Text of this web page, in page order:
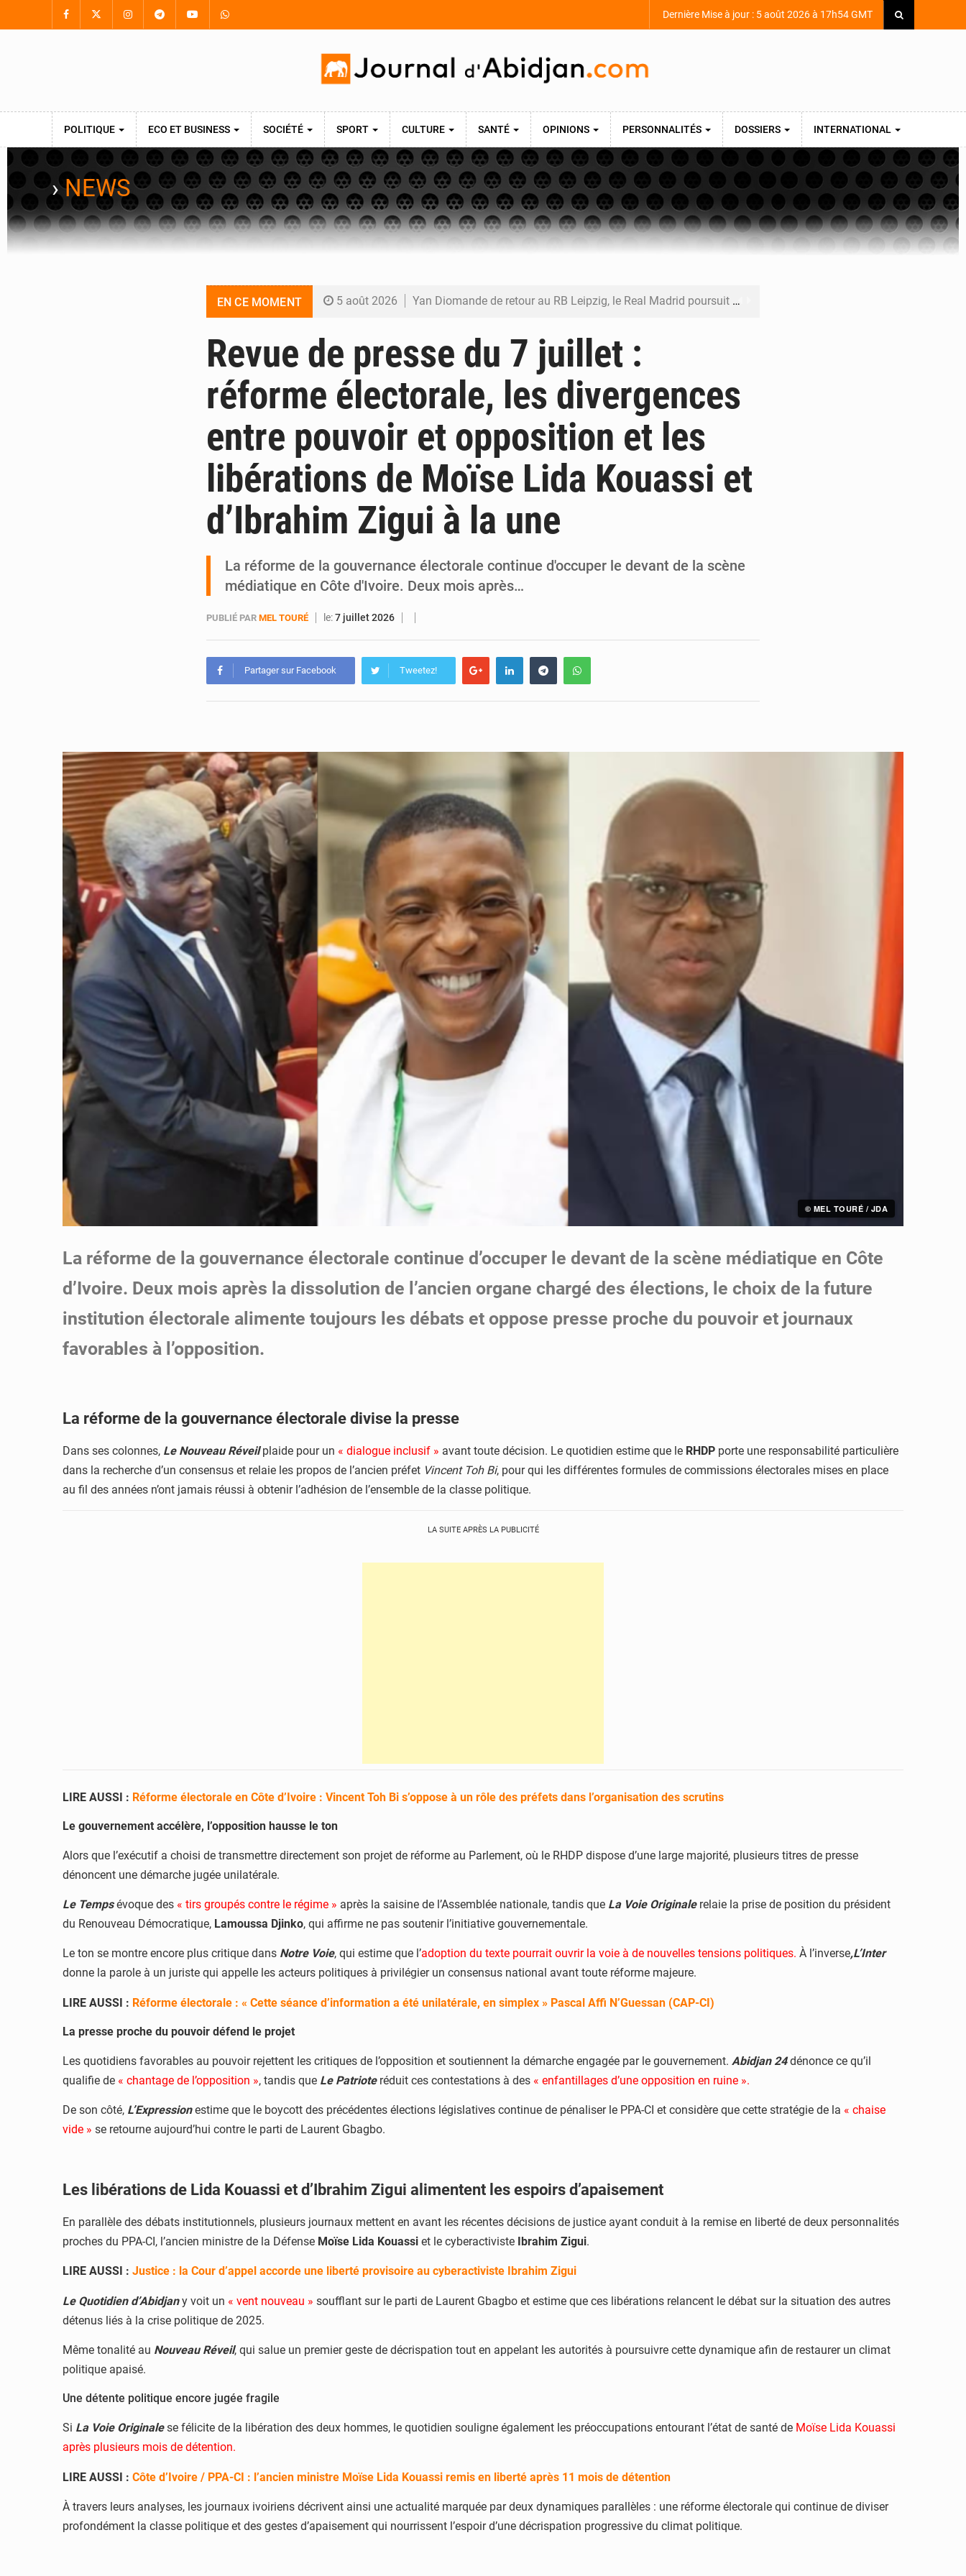
Dernière Mise à jour : 5 août 2026 à 17h54 GMT
POLITIQUE ECO ET BUSINESS SOCIÉTÉ SPORT CULTURE SANTÉ OPINIONS PERSONNALITÉS DOSSIERS INTERNATIONAL
›NEWS
EN CE MOMENT 5 août 2026 Yan Diomande de retour au RB Leipzig, le Real Madrid poursuit les négociations pour la pépite ivoirienne
5 août 2026 PDCI-RDA : « S’il continue, nous aussi, on va sortir les choses », avertit Brédoumy Soumaïla au camp Guikahué
5 août 2026 Agboville : l’eau potable polluée par l’orpaillage clandestin, le préfet tire la sonnette d’alarme
5 août 2026 Yopougon : la DGI recommande le paiement en ligne des impôts pendant les perturbations liées au défilé du 7 août
Revue de presse du 7 juillet :
réforme électorale, les divergences
entre pouvoir et opposition et les
libérations de Moïse Lida Kouassi et
d’Ibrahim Zigui à la une
La réforme de la gouvernance électorale continue d'occuper le devant de la scène
médiatique en Côte d'Ivoire. Deux mois après…
PUBLIÉ PAR MEL TOURÉ le:7 juillet 2026
Partager sur Facebook Tweetez!
© MEL TOURÉ / JDA
La réforme de la gouvernance électorale continue d’occuper le devant de la scène médiatique en Côte
d’Ivoire. Deux mois après la dissolution de l’ancien organe chargé des élections, le choix de la future
institution électorale alimente toujours les débats et oppose presse proche du pouvoir et journaux
favorables à l’opposition.
La réforme de la gouvernance électorale divise la presse
Dans ses colonnes, Le Nouveau Réveilplaide pour un « dialogue inclusif » avant toute décision. Le quotidien estime que le RHDP porte une responsabilité particulière
dans la recherche d’un consensus et relaie les propos de l’ancien préfet Vincent Toh Bi, pour qui les différentes formules de commissions électorales mises en place
au fil des années n’ont jamais réussi à obtenir l’adhésion de l’ensemble de la classe politique.
LA SUITE APRÈS LA PUBLICITÉ
LIRE AUSSI : Réforme électorale en Côte d’Ivoire : Vincent Toh Bi s’oppose à un rôle des préfets dans l’organisation des scrutins
Le gouvernement accélère, l’opposition hausse le ton
Alors que l’exécutif a choisi de transmettre directement son projet de réforme au Parlement, où le RHDP dispose d’une large majorité, plusieurs titres de presse
dénoncent une démarche jugée unilatérale.
Le Tempsévoque des « tirs groupés contre le régime » après la saisine de l’Assemblée nationale, tandis que La Voie Originalerelaie la prise de position du président
du Renouveau Démocratique, Lamoussa Djinko, qui affirme ne pas soutenir l’initiative gouvernementale.
Le ton se montre encore plus critique dans Notre Voie, qui estime que l’adoption du texte pourrait ouvrir la voie à de nouvelles tensions politiques. À l’inverse,L’Inter
donne la parole à un juriste qui appelle les acteurs politiques à privilégier un consensus national avant toute réforme majeure.
LIRE AUSSI : Réforme électorale : « Cette séance d’information a été unilatérale, en simplex » Pascal Affi N’Guessan (CAP-CI)
La presse proche du pouvoir défend le projet
Les quotidiens favorables au pouvoir rejettent les critiques de l’opposition et soutiennent la démarche engagée par le gouvernement. Abidjan 24dénonce ce qu’il
qualifie de « chantage de l’opposition », tandis que Le Patriote réduit ces contestations à des « enfantillages d’une opposition en ruine ».
De son côté, L’Expressionestime que le boycott des précédentes élections législatives continue de pénaliser le PPA-CI et considère que cette stratégie de la « chaise
vide » se retourne aujourd’hui contre le parti de Laurent Gbagbo.
Les libérations de Lida Kouassi et d’Ibrahim Zigui alimentent les espoirs d’apaisement
En parallèle des débats institutionnels, plusieurs journaux mettent en avant les récentes décisions de justice ayant conduit à la remise en liberté de deux personnalités
proches du PPA-CI, l’ancien ministre de la Défense Moïse Lida Kouassi et le cyberactiviste Ibrahim Zigui.
LIRE AUSSI : Justice : la Cour d’appel accorde une liberté provisoire au cyberactiviste Ibrahim Zigui
Le Quotidien d’Abidjany voit un « vent nouveau » soufflant sur le parti de Laurent Gbagbo et estime que ces libérations relancent le débat sur la situation des autres
détenus liés à la crise politique de 2025.
Même tonalité au Nouveau Réveil, qui salue un premier geste de décrispation tout en appelant les autorités à poursuivre cette dynamique afin de restaurer un climat
politique apaisé.
Une détente politique encore jugée fragile
Si La Voie Originalese félicite de la libération des deux hommes, le quotidien souligne également les préoccupations entourant l’état de santé de Moïse Lida Kouassi
après plusieurs mois de détention.
LIRE AUSSI : Côte d’Ivoire / PPA-CI : l’ancien ministre Moïse Lida Kouassi remis en liberté après 11 mois de détention
À travers leurs analyses, les journaux ivoiriens décrivent ainsi une actualité marquée par deux dynamiques parallèles : une réforme électorale qui continue de diviser
profondément la classe politique et des gestes d’apaisement qui nourrissent l’espoir d’une décrispation progressive du climat politique.